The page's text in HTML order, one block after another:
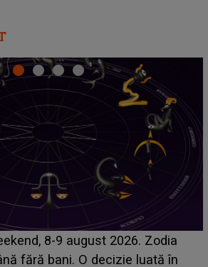
DETALIU ASCUNS până
concurentul din Casa Iubirii